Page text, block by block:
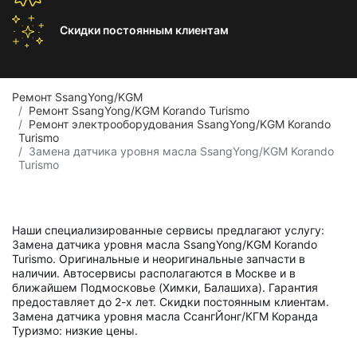
Скидки постоянным клиентам
Ремонт SsangYong/KGM
Ремонт SsangYong/KGM Korando Turismo
Ремонт электрооборудования SsangYong/KGM Korando
Turismo
Замена датчика уровня масла SsangYong/KGM Korando
Turismo
Наши специализированные сервисы предлагают услугу:
Замена датчика уровня масла SsangYong/KGM Korando
Turismo. Оригинальные и неоригинальные запчасти в
наличии. Автосервисы располагаются в Москве и в
ближайшем Подмосковье (Химки, Балашиха). Гарантия
предоставляет до 2-х лет. Скидки постоянным клиентам.
Замена датчика уровня масла СсангЙонг/КГМ Коранда
Туризмо: низкие цены.